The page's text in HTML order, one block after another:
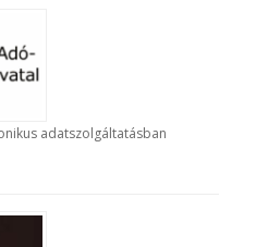
adatszolgáltatásban